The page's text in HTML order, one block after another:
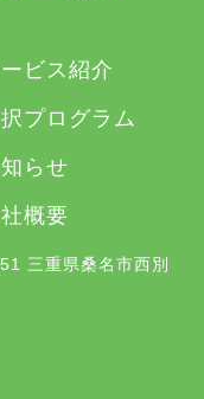
ビス紹介
プログラム
らせ
概要
三重県桑名市西別